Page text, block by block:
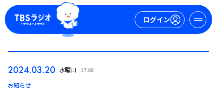
ログイン
2024.03.20 水曜日 17:08
お知らせ